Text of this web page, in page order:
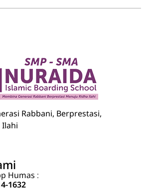
Rabbani, Berprestasi,
Ilahi
Humas :
1632